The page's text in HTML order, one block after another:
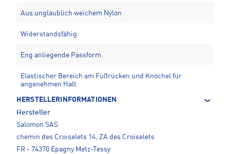
Aus unglaublich weichem Nylon
Widerstandsfähig
Eng anliegende Passform.
Elastischer Bereich am Fußrücken und Knöchel für
angenehmen Halt
HERSTELLERINFORMATIONEN
Hersteller
Salomon SAS
chemin des Croiselets 14, ZA des Croiselets
FR - 74370 Epagny Metz-Tessy